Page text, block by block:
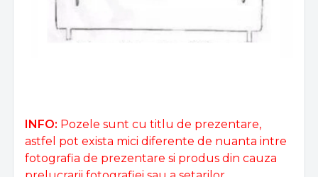
INFO: Pozele sunt cu titlu de prezentare,
astfel pot exista mici diferente de nuanta intre
fotografia de prezentare si produs din cauza